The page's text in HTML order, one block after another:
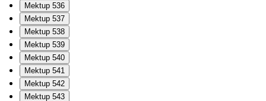
Mektup 536
Mektup 537
Mektup 538
Mektup 539
Mektup 540
Mektup 541
Mektup 542
Mektup 543